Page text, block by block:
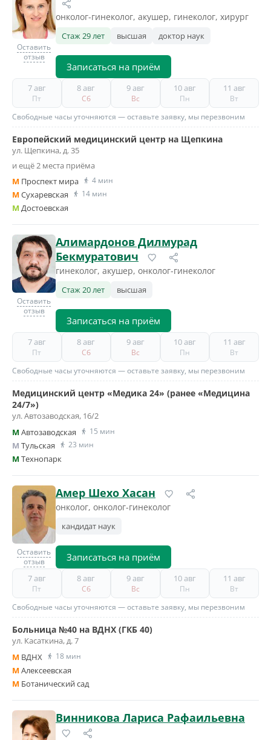
Оставить
отзыв
онколог-гинеколог, акушер, гинеколог, хирург
Стаж 29 лет высшая доктор наук
Записаться на приём
7 авг
Пт
8 авг
Сб
9 авг
Вс
10 авг
Пн
11 авг
Вт
Свободные часы уточняются — оставьте заявку, мы перезвоним
Европейский медицинский центр на Щепкина
ул. Щепкина, д. 35
и ещё 2 места приёма
M Проспект мира 4 мин
MСухаревская 14 мин
M Достоевская
Оставить
отзыв
Алимардонов Дилмурад
Бекмуратович
гинеколог, акушер, онколог-гинеколог
Стаж 20 лет высшая
Записаться на приём
7 авг
Пт
8 авг
Сб
9 авг
Вс
10 авг
Пн
11 авг
Вт
Свободные часы уточняются — оставьте заявку, мы перезвоним
Медицинский центр «Медика 24» (ранее «Медицина
24/7»)
ул. Автозаводская, 16/2
MАвтозаводская 15 мин
M Тульская 23 мин
MТехнопарк
Оставить
отзыв
Амер Шехо Хасан
онколог, онколог-гинеколог
кандидат наук
Записаться на приём
7 авг
Пт
8 авг
Сб
9 авг
Вс
10 авг
Пн
11 авг
Вт
Свободные часы уточняются — оставьте заявку, мы перезвоним
Больница №40 на ВДНХ (ГКБ 40)
ул. Касаткина, д. 7
M ВДНХ 18 мин
MАлексеевская
M Ботанический сад
Винникова Лариса Рафаильевна